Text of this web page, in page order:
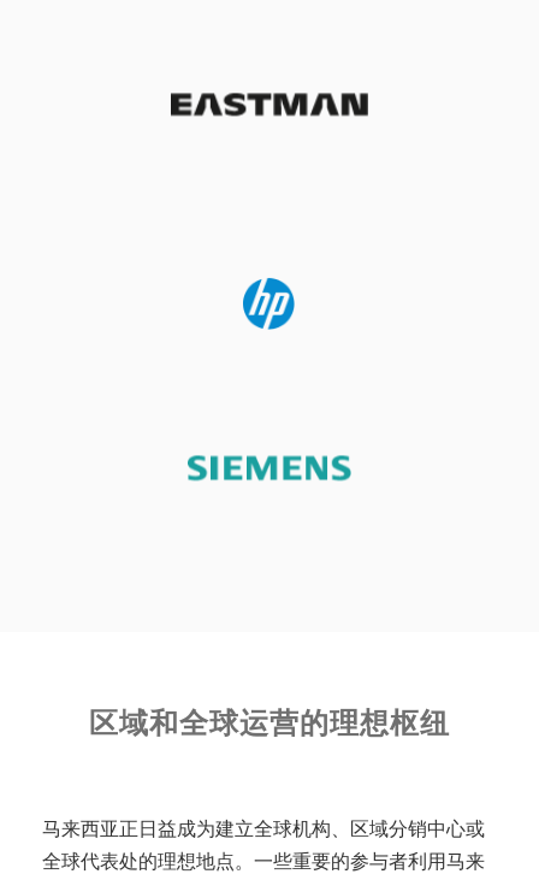
区域和全球运营的理想枢纽
马来西亚正日益成为建立全球机构、区域分销中心或
全球代表处的理想地点。一些重要的参与者利用马来